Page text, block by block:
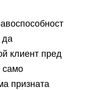
да
клиент пред
само
призната